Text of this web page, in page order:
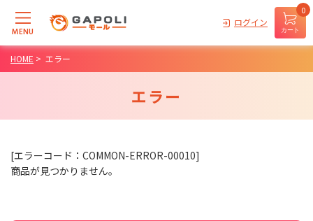
MENU
ログイン
カート
0
HOME > エラー
エラー
[エラーコード：COMMON-ERROR-00010]
商品が見つかりません。